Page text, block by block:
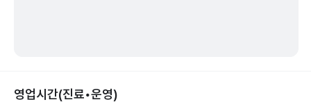
영업시간(진료•운영)